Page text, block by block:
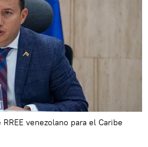
venezolano para el Caribe